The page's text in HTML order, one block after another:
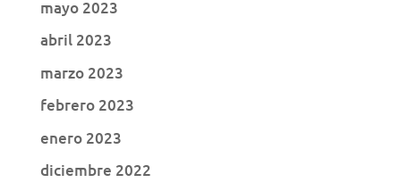
mayo 2023
abril 2023
marzo 2023
febrero 2023
enero 2023
diciembre 2022